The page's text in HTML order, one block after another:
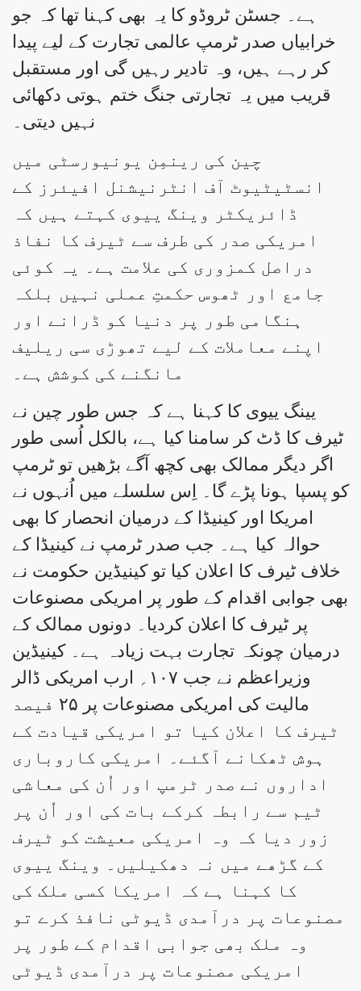
ہے۔ جسٹن ٹروڈو کا یہ بھی کہنا تھا کہ جو
خرابیاں صدر ٹرمپ عالمی تجارت کے لیے پیدا
کر رہے ہیں، وہ تادیر رہیں گی اور مستقبل
قریب میں یہ تجارتی جنگ ختم ہوتی دکھائی
نہیں دیتی۔
چین کی رینمِن یونیورسٹی میں
انسٹیٹیوٹ آف انٹرنیشنل افیئرز کے
ڈائریکٹر وینگ ییوی کہتے ہیں کہ
امریکی صدر کی طرف سے ٹیرف کا نفاذ
دراصل کمزوری کی علامت ہے۔ یہ کوئی
جامع اور ٹھوس حکمتِ عملی نہیں بلکہ
ہنگامی طور پر دنیا کو ڈرانے اور
اپنے معاملات کے لیے تھوڑی سی ریلیف
مانگنے کی کوشش ہے۔
یینگ ییوی کا کہنا ہے کہ جس طور چین نے
ٹیرف کا ڈٹ کر سامنا کیا ہے، بالکل اُسی طور
اگر دیگر ممالک بھی کچھ آگے بڑھیں تو ٹرمپ
کو پسپا ہونا پڑے گا۔ اِس سلسلے میں اُنہوں نے
امریکا اور کینیڈا کے درمیان انحصار کا بھی
حوالہ کیا ہے۔ جب صدر ٹرمپ نے کینیڈا کے
خلاف ٹیرف کا اعلان کیا تو کینیڈین حکومت نے
بھی جوابی اقدام کے طور پر امریکی مصنوعات
پر ٹیرف کا اعلان کردیا۔ دونوں ممالک کے
درمیان چونکہ تجارت بہت زیادہ ہے۔ کینیڈین
وزیراعظم نے جب ۱۰۷؍ ارب امریکی ڈالر
مالیت کی امریکی مصنوعات پر ۲۵ فیصد
ٹیرف کا اعلان کیا تو امریکی قیادت کے
ہوش ٹھکانے آگئے۔ امریکی کاروباری
اداروں نے صدر ٹرمپ اور اُن کی معاشی
ٹیم سے رابطہ کرکے بات کی اور اُن پر
زور دیا کہ وہ امریکی معیشت کو ٹیرف
کے گڑھے میں نہ دھکیلیں۔ وینگ ییوی
کا کہنا ہے کہ امریکا کسی ملک کی
مصنوعات پر درآمدی ڈیوٹی نافذ کرے تو
وہ ملک بھی جوابی اقدام کے طور پر
امریکی مصنوعات پر درآمدی ڈیوٹی